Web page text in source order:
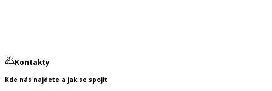
Kontakty
Kde nás najdete a jak se spojit